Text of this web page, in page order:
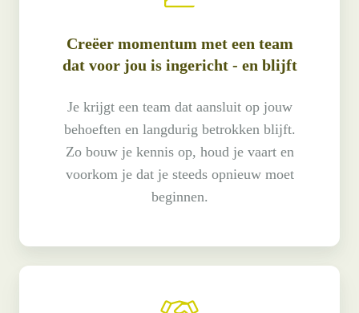
Creëer momentum met een team
dat voor jou is ingericht - en blijft
Je krijgt een team dat aansluit op jouw
behoeften en langdurig betrokken blijft.
Zo bouw je kennis op, houd je vaart en
voorkom je dat je steeds opnieuw moet
beginnen.